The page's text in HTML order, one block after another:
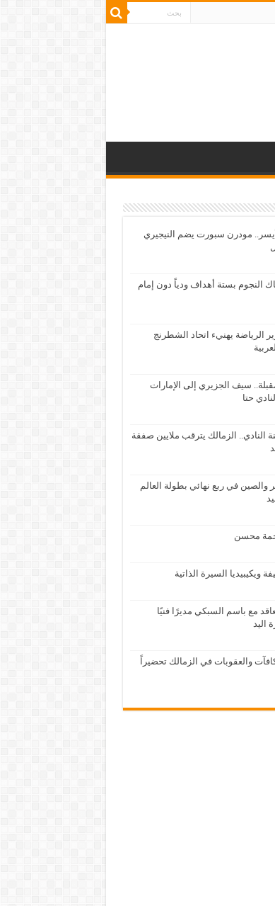
مودرن سبورت يضم النيجيري
النجوم بستة أهداف ودياً دون إمام
وزير الرياضة يهنيء اتحاد الشطرنج
سيف الجزيري إلى الإمارات
حتا
النادي.. الزمالك يترقب ملايين صفقة
والصين في ربع نهائي بطولة العالم
محسن
ويكيبيديا السيرة الذاتية
مع باسم السبكي مديرًا فنيًا
اليد
والعقوبات في الزمالك تحضيراً